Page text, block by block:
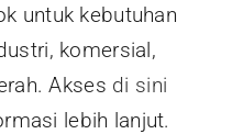
untuk kebutuhan
komersial,
Akses di sini
lebih lanjut.